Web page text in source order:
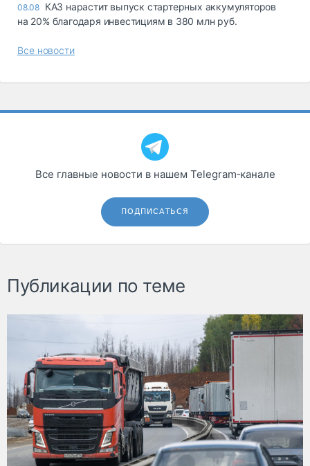
08.08 КАЗ нарастит выпуск стартерных аккумуляторов
на 20% благодаря инвестициям в 380 млн руб.
Все новости
Все главные новости в нашем Telegram‑канале
ПОДПИСАТЬСЯ
Публикации по теме